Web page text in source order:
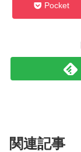
Pocket
関連記事